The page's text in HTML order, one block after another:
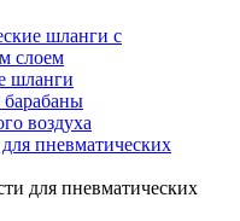
шланги с
слоем
шланги
воздуха
пневматических
для пневматических